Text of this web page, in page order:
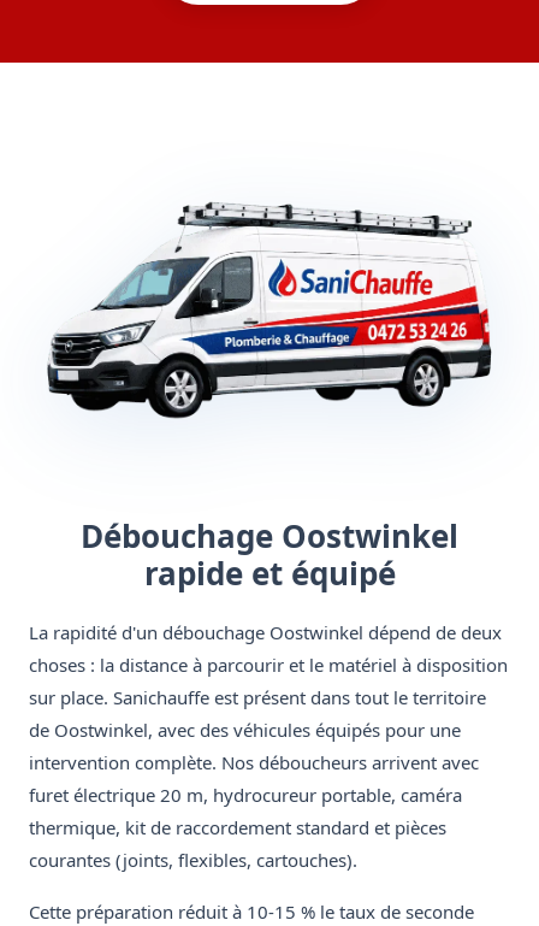
Débouchage Oostwinkel
rapide et équipé
La rapidité d'un débouchage Oostwinkel dépend de deux
choses : la distance à parcourir et le matériel à disposition
sur place. Sanichauffe est présent dans tout le territoire
de Oostwinkel, avec des véhicules équipés pour une
intervention complète. Nos déboucheurs arrivent avec
furet électrique 20 m, hydrocureur portable, caméra
thermique, kit de raccordement standard et pièces
courantes (joints, flexibles, cartouches).
Cette préparation réduit à 10-15 % le taux de seconde